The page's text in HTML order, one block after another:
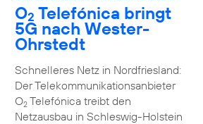
O2 Telefónica bringt
5G nach Wester-
Ohrstedt
Schnelleres Netz in Nordfriesland:
Der Telekommunikationsanbieter
O2Telefónica treibt den
Netzausbau in Schleswig-Holstein